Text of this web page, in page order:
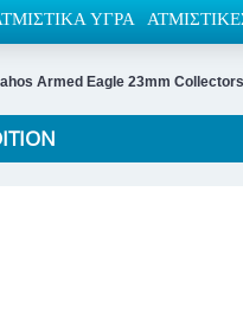
ΥΓΡΆ
Armed Eagle 23mm